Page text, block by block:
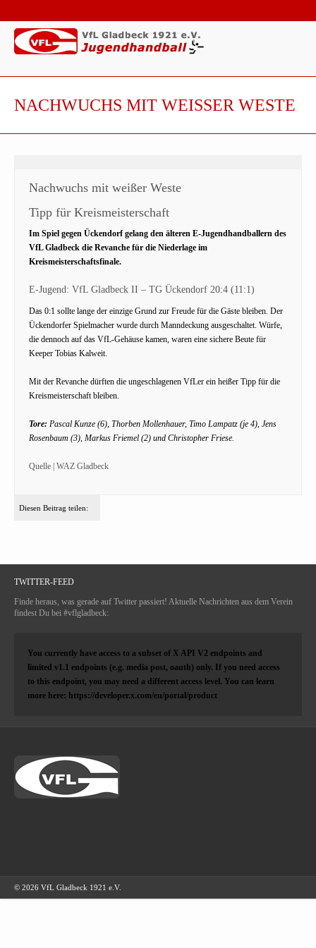
NACHWUCHS MIT WEISSER WESTE
Nachwuchs mit weißer Weste
Tipp für Kreismeisterschaft
Im Spiel gegen Ückendorf gelang den älteren E-Jugendhandballern des
VfL Gladbeck die Revanche für die Niederlage im
Kreismeisterschaftsfinale.
E-Jugend: VfL Gladbeck II – TG Ückendorf 20:4 (11:1)
Das 0:1 sollte lange der einzige Grund zur Freude für die Gäste bleiben. Der
Ückendorfer Spielmacher wurde durch Manndeckung ausgeschaltet. Würfe,
die dennoch auf das VfL-Gehäuse kamen, waren eine sichere Beute für
Keeper Tobias Kalweit.
Mit der Revanche dürften die ungeschlagenen VfLer ein heißer Tipp für die
Kreismeisterschaft bleiben.
Tore: Pascal Kunze (6), Thorben Mollenhauer, Timo Lampatz (je 4), Jens
Rosenbaum (3), Markus Friemel (2) und Christopher Friese.
Quelle | WAZ Gladbeck
Diesen Beitrag teilen:
TWITTER-FEED
Finde heraus, was gerade auf Twitter passiert! Aktuelle Nachrichten aus dem Verein
findest Du bei #vflgladbeck:
You currently have access to a subset of X API V2 endpoints and
limited v1.1 endpoints (e.g. media post, oauth) only. If you need access
to this endpoint, you may need a different access level. You can learn
more here: https://developer.x.com/en/portal/product
© 2026 VfL Gladbeck 1921 e.V.